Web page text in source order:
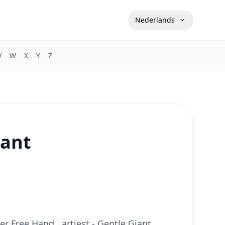
Nederlands
W X Y Z